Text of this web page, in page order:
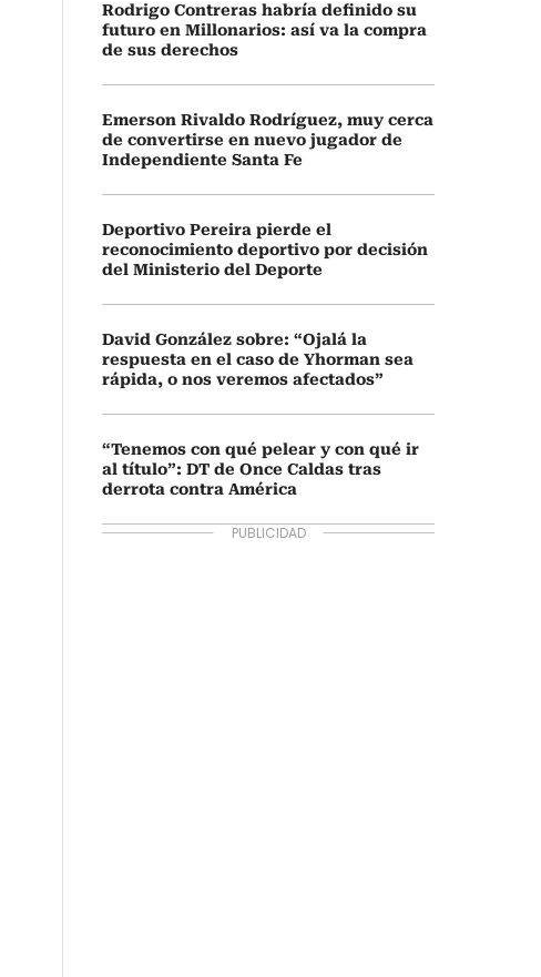
Rodrigo Contreras habría definido su
futuro en Millonarios: así va la compra
de sus derechos
Emerson Rivaldo Rodríguez, muy cerca
de convertirse en nuevo jugador de
Independiente Santa Fe
Deportivo Pereira pierde el
reconocimiento deportivo por decisión
del Ministerio del Deporte
David González sobre: “Ojalá la
respuesta en el caso de Yhorman sea
rápida, o nos veremos afectados”
“Tenemos con qué pelear y con qué ir
al título”: DT de Once Caldas tras
derrota contra América